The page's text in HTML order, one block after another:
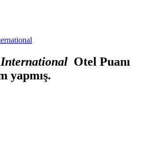
International Otel Puanı
yapmış.